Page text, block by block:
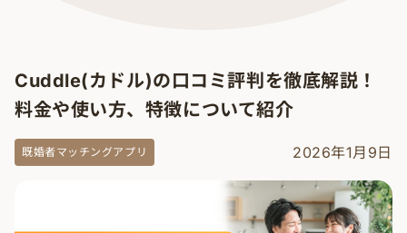
Cuddle(カドル)の口コミ評判を徹底解説！
料金や使い方、特徴について紹介
既婚者マッチングアプリ 2026年1月9日